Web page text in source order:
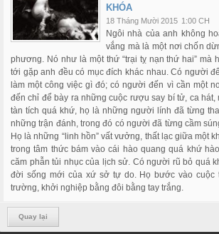
KHÓA
18 Tháng Mười 2015 1:00 CH
Ngôi nhà của anh không
vắng mà là một nơi chốn
phương. Nó như là một thứ “trại tỵ nạn thứ hai” mà
tới gặp anh đều có mục đích khác nhau. Có người
làm một công việc gì đó; có người đến vì cần một
đến chỉ để bày ra những cuộc rượu say bí tử, ca hát,
tàn tích quá khứ, họ là những người lính đã từng
những trận đánh, trong đó có người đã từng cầm
Họ là những “linh hồn” vất vưởng, thất lạc giữa một
trong tâm thức bám vào cái hào quang quá khứ
căm phẫn tủi nhục của lịch sử. Có người rũ bỏ quá
đời sống mới của xứ sở tự do. Họ bước vào cuộc
trường, khởi nghiệp bằng đôi bằng tay trắng.
Quay lại